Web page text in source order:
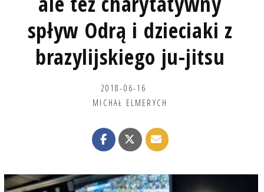
spływ Odrą i dzieciaki z
brazylijskiego ju-jitsu
2018-06-16
MICHAŁ ELMERYCH